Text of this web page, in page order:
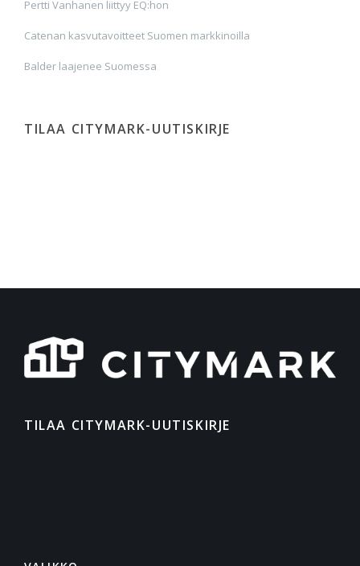
Pertti Vanhanen liittyy EQ:hon
Catenan kasvutavoitteet Suomen markkinoilla
Balder laajenee Suomessa
TILAA CITYMARK-UUTISKIRJE
TILAA CITYMARK-UUTISKIRJE